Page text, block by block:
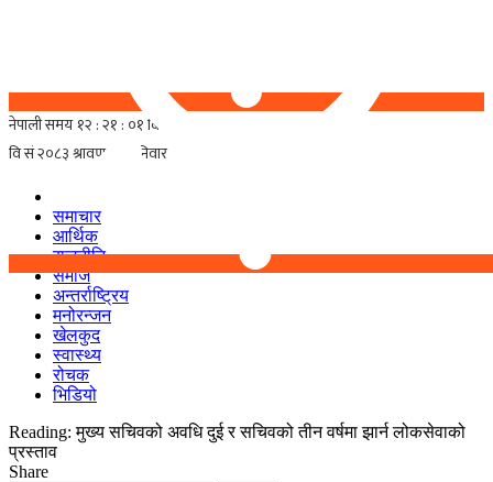
समाचार
आर्थिक
राजनीति
समाज
अन्तर्राष्ट्रिय
मनोरन्जन
खेलकुद
स्वास्थ्य
रोचक
भिडियो
Reading: मुख्य सचिवको अवधि दुई र सचिवको तीन वर्षमा झार्न लोकसेवाको
प्रस्ताव
Share